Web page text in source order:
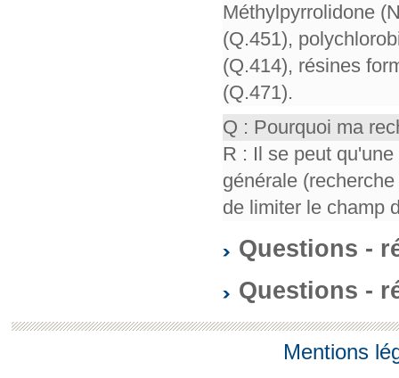
Méthylpyrrolidone
(Q.451),
(Q.414), résines
(Q.471).
Q : Pourquoi ma
R : Il se peut
générale
de limiter le champ
Questions -
Questions -
Mentions